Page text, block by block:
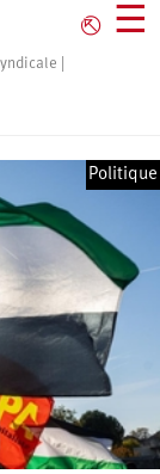
⎋ ☰
Politique